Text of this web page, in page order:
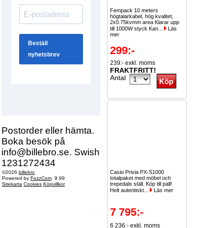
Postorder eller hämta.
Boka besök på
info@billebro.se. Swish
1231272434
©2026 billebro
Powered by FozzCom 9.99
Sitekarta Cookies Köpvillkor
Fempack 10 meters
högtalarkabel, hög kvalitet,
2x0.75kvmm area Klarar upp
till 1000W styck Kan...
Läs
mer
299:-
239:- exkl. moms
FRAKTFRITT!
Antal
Casio Privia PX-S1000
totalpaket med möbel och
trepedals ställ. Köp till pall!
Helt autentiskt...
Läs mer
7 795:-
6 236:- exkl. moms